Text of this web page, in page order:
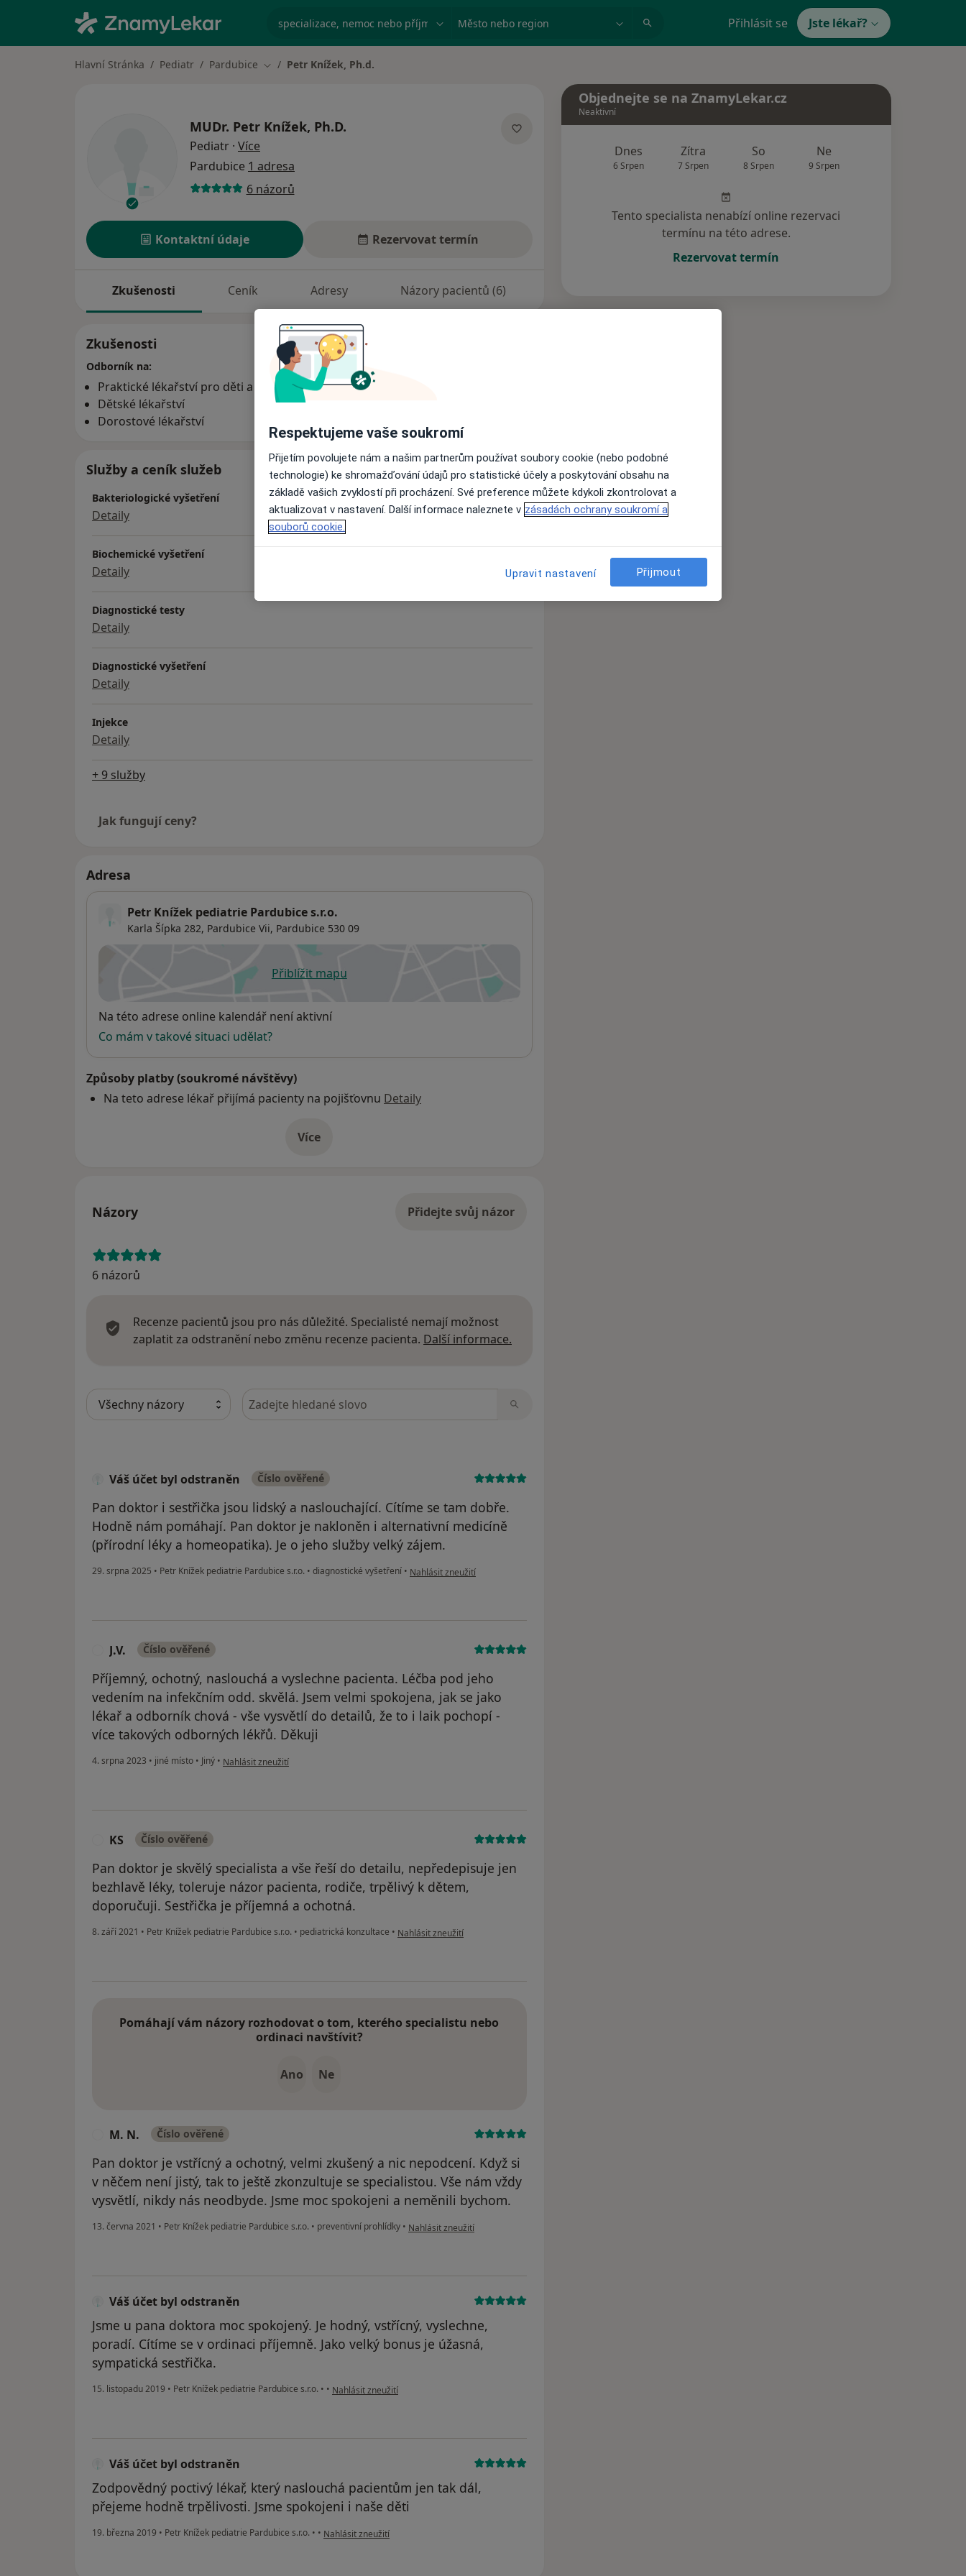
specializace, nemoc nebo příjmení Město nebo region Přihlásit se Jste lékař?
Hlavní Stránka Pediatr Pardubice Změna města
Petr Knížek, Ph.d.
MUDr. Petr Knížek, Ph.D.
Pediatr · Více
Pardubice 1 adresa
6 názorů
Kontaktní údaje Rezervovat termín
Zkušenosti Ceník Adresy Názory pacientů (6)
Zkušenosti
Odborník na:
Praktické lékařství pro děti a dorost
Dětské lékařství
Dorostové lékařství
Služby a ceník služeb
Bakteriologické vyšetření
Detaily
Biochemické vyšetření
Detaily
Diagnostické testy
Detaily
Diagnostické vyšetření
Detaily
Injekce
Detaily
+ 9 služby
Jak fungují ceny?
Adresa
Petr Knížek pediatrie Pardubice s.r.o.
Karla Šípka 282, Pardubice Vii, Pardubice 530 09
Přiblížit mapuse otevře v nové záložce
Dostupnost
Na této adrese online kalendář není aktivní
Co mám v takové situaci udělat?
Způsoby platby (soukromé návštěvy)
Na teto adrese lékař přijímá pacienty na pojišťovnu Detaily
Víceo adrese
Názory Přidejte svůj názor
6 názorů
Recenze pacientů jsou pro nás důležité. Specialisté nemají možnost
zaplatit za odstranění nebo změnu recenze pacienta. Další informace.
Hledejte v názorech
Váš účet byl odstraněn Číslo ověřené
Pan doktor i sestřička jsou lidský a naslouchající. Cítíme se tam dobře.
Hodně nám pomáhají. Pan doktor je nakloněn i alternativní medicíně
(přírodní léky a homeopatika). Je o jeho služby velký zájem.
29. srpna 2025 • Petr Knížek pediatrie Pardubice s.r.o. • diagnostické vyšetření • podle názoru uživatele Váš účet byl odstraněn
Nahlásit zneužití
J.V. Číslo ověřené
Příjemný, ochotný, naslouchá a vyslechne pacienta. Léčba pod jeho
vedením na infekčním odd. skvělá. Jsem velmi spokojena, jak se jako
lékař a odborník chová - vše vysvětlí do detailů, že to i laik pochopí -
více takových odborných lékřů. Děkuji
4. srpna 2023 • jiné místo • Jiný • podle názoru uživatele J.V.
Nahlásit zneužití
KS Číslo ověřené
Pan doktor je skvělý specialista a vše řeší do detailu, nepředepisuje jen
bezhlavě léky, toleruje názor pacienta, rodiče, trpělivý k dětem,
doporučuji. Sestřička je příjemná a ochotná.
8. září 2021 • Petr Knížek pediatrie Pardubice s.r.o. • pediatrická konzultace • podle názoru uživatele KS
Nahlásit zneužití
Pomáhají vám názory rozhodovat o tom, kterého specialistu nebo
ordinaci navštívit?
Ano Ne
M. N. Číslo ověřené
Pan doktor je vstřícný a ochotný, velmi zkušený a nic nepodcení. Když si
v něčem není jistý, tak to ještě zkonzultuje se specialistou. Vše nám vždy
vysvětlí, nikdy nás neodbyde. Jsme moc spokojeni a neměnili bychom.
13. června 2021 • Petr Knížek pediatrie Pardubice s.r.o. • preventivní prohlídky • podle názoru uživatele M. N.
Nahlásit zneužití
Váš účet byl odstraněn
Jsme u pana doktora moc spokojený. Je hodný, vstřícný, vyslechne,
poradí. Cítíme se v ordinaci příjemně. Jako velký bonus je úžasná,
sympatická sestřička.
15. listopadu 2019 • Petr Knížek pediatrie Pardubice s.r.o. • • podle názoru uživatele Váš účet byl odstraněn
Nahlásit zneužití
Váš účet byl odstraněn
Zodpovědný poctivý lékař, který naslouchá pacientům jen tak dál,
přejeme hodně trpělivosti. Jsme spokojeni i naše děti
19. března 2019 • Petr Knížek pediatrie Pardubice s.r.o. • • podle názoru uživatele Váš účet byl odstraněn
Nahlásit zneužití
Objednejte se na ZnamyLekar.cz
Neaktivní
Dnes
6 Srpen
Zítra
7 Srpen
So
8 Srpen
Ne
9 Srpen
Tento specialista nenabízí online rezervaci
termínu na této adrese.
Rezervovat termín
Respektujeme vaše soukromí
Přijetím povolujete nám a našim partnerům používat soubory cookie (nebo podobné
technologie) ke shromažďování údajů pro statistické účely a poskytování obsahu na
základě vašich zvyklostí při procházení. Své preference můžete kdykoli zkontrolovat a
aktualizovat v nastavení. Další informace naleznete v zásadách ochrany soukromí a
souborů cookie.
Upravit nastavení Přijmout